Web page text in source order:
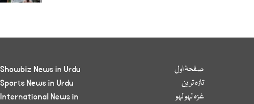
صفحۂ اول
تازہ ترین
غزہ لہو لہو
Showbiz News in Urdu
Sports News in Urdu
International News in